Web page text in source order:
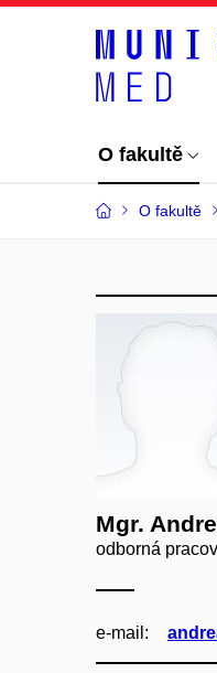
O fakultě
O fakultě
Mgr.
odborná
e‑mail: